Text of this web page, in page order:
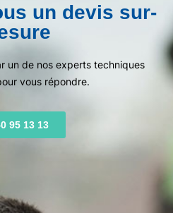
un devis sur-
un de nos experts techniques
vous répondre.
95 13 13